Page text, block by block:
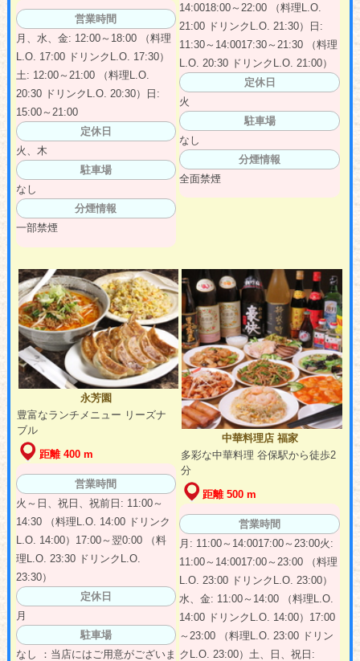
営業時間
月、水、金: 12:00～18:00 （料理
L.O. 17:00 ドリンクL.O. 17:30）
土: 12:00～21:00 （料理L.O.
20:30 ドリンクL.O. 20:30）日:
15:00～21:00
定休日
火、木
駐車場
なし
分煙情報
一部禁煙
14:0018:00～22:00 （料理L.O.
21:00 ドリンクL.O. 21:30）日:
11:30～14:0017:30～21:30 （料理
L.O. 20:30 ドリンクL.O. 21:00）
定休日
火
駐車場
なし
分煙情報
全面禁煙
永芳園
豊富なランチメニュー リーズナ
ブル
距離 400 m
営業時間
火～日、祝日、祝前日: 11:00～
14:30 （料理L.O. 14:00 ドリンク
L.O. 14:00）17:00～翌0:00 （料
理L.O. 23:30 ドリンクL.O.
23:30）
定休日
月
駐車場
なし ：当店にはご用意がございま
中華料理店 福家
多彩な中華料理 谷保駅から徒歩2
分
距離 500 m
営業時間
月: 11:00～14:0017:00～23:00火:
11:00～14:0017:00～23:00 （料理
L.O. 23:00 ドリンクL.O. 23:00）
水、金: 11:00～14:00 （料理L.O.
14:00 ドリンクL.O. 14:00）17:00
～23:00 （料理L.O. 23:00 ドリン
クL.O. 23:00）土、日、祝日: